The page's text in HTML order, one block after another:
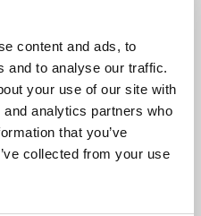
content and ads, to
and to analyse our traffic.
your use of our site with
analytics partners who
that you’ve
collected from your use
chce utrzymać tempo i
partnera
nastabilność,
.
nie tylko udostępnia
kompleksowe
gotowe do pracy w
warunkach.